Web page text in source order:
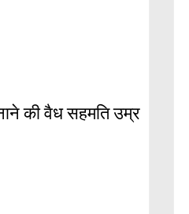
की वैध सहमति उम्र